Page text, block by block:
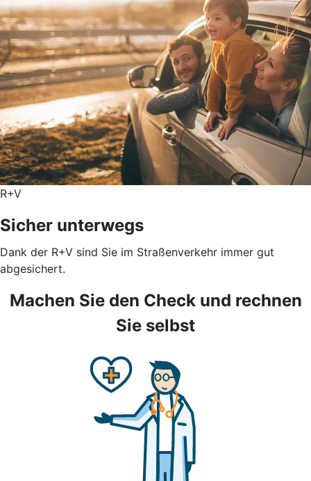
R+V
Sicher unterwegs
Dank der R+V sind Sie im Straßenverkehr immer gut
abgesichert.
Machen Sie den Check und rechnen
Sie selbst